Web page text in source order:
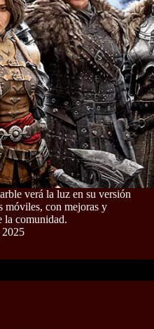
verá la luz en su versión
móviles, con mejoras y
la comunidad.